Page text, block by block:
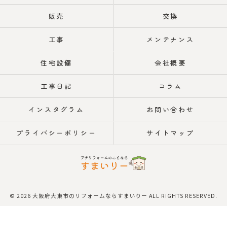
販売 交換
工事 メンテナンス
住宅設備 会社概要
工事日記 コラム
インスタグラム お問い合わせ
プライバシーポリシー サイトマップ
© 2026 大阪府大東市のリフォームならすまいりー ALL RIGHTS RESERVED.